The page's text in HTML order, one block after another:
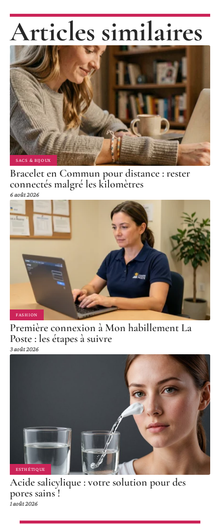
Articles similaires
SACS & BIJOUX
Bracelet en Commun pour distance : rester
connectés malgré les kilomètres
6 août 2026
FASHION
Première connexion à Mon habillement La
Poste : les étapes à suivre
3 août 2026
ESTHÉTIQUE
Acide salicylique : votre solution pour des
pores sains !
1 août 2026